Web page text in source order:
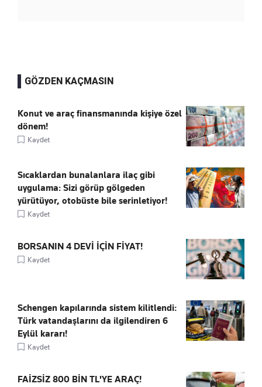
GÖZDEN KAÇMASIN
Konut ve araç finansmanında kişiye özel
dönem!
Kaydet
Sıcaklardan bunalanlara ilaç gibi
uygulama: Sizi görüp gölgeden
yürütüyor, otobüste bile serinletiyor!
Kaydet
BORSANIN 4 DEVİ İÇİN FİYAT!
Kaydet
Schengen kapılarında sistem kilitlendi:
Türk vatandaşlarını da ilgilendiren 6
Eylül kararı!
Kaydet
FAİZSİZ 800 BİN TL'YE ARAÇ!